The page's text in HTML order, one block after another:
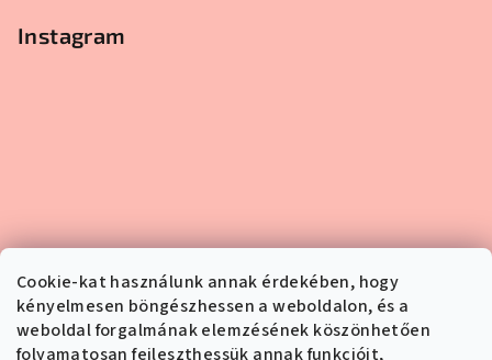
Cookie-kat használunk annak érdekében, hogy
kényelmesen böngészhessen a weboldalon, és a
weboldal forgalmának elemzésének köszönhetően
folyamatosan fejleszthessük annak funkcióit,
Instagram